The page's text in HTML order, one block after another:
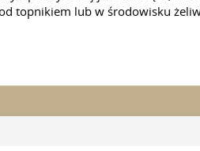
topnikiem lub w środowisku